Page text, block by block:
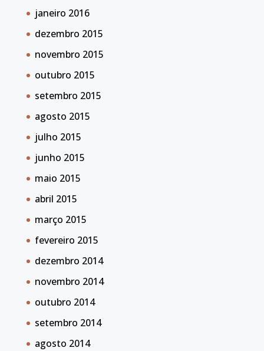
janeiro 2016
dezembro 2015
novembro 2015
outubro 2015
setembro 2015
agosto 2015
julho 2015
junho 2015
maio 2015
abril 2015
março 2015
fevereiro 2015
dezembro 2014
novembro 2014
outubro 2014
setembro 2014
agosto 2014